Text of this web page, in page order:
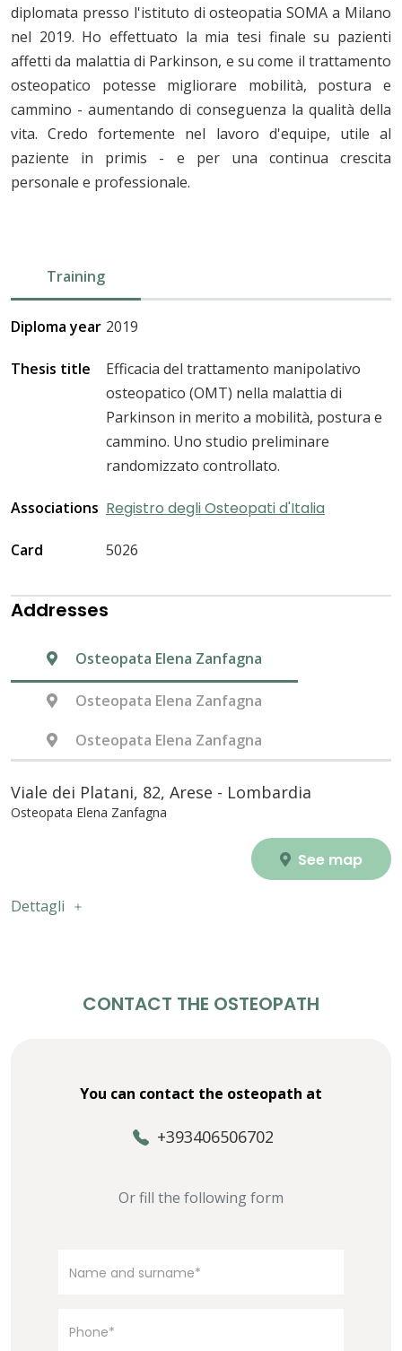
diplomata presso l'istituto di osteopatia SOMA a Milano
nel 2019. Ho effettuato la mia tesi finale su pazienti
affetti da malattia di Parkinson, e su come il trattamento
osteopatico potesse migliorare mobilità, postura e
cammino - aumentando di conseguenza la qualità della
vita. Credo fortemente nel lavoro d'equipe, utile al
paziente in primis - e per una continua crescita
personale e professionale.
Training
Diploma year 2019
Thesis title
Efficacia del trattamento manipolativo
osteopatico (OMT) nella malattia di
Parkinson in merito a mobilità, postura e
cammino. Uno studio preliminare
randomizzato controllato.
Associations Registro degli Osteopati d'Italia
Card 5026
Addresses
Osteopata Elena Zanfagna
Osteopata Elena Zanfagna
Osteopata Elena Zanfagna
Viale dei Platani, 82, Arese - Lombardia
Osteopata Elena Zanfagna
See map
Dettagli
CONTACT THE OSTEOPATH
You can contact the osteopath at
+393406506702
Or fill the following form